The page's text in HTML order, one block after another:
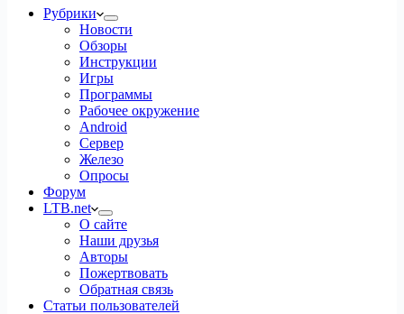
Рубрики
Новости
Обзоры
Инструкции
Игры
Программы
Рабочее окружение
Android
Сервер
Железо
Опросы
Форум
LTB.net
О сайте
Наши друзья
Авторы
Пожертвовать
Обратная связь
Статьи пользователей